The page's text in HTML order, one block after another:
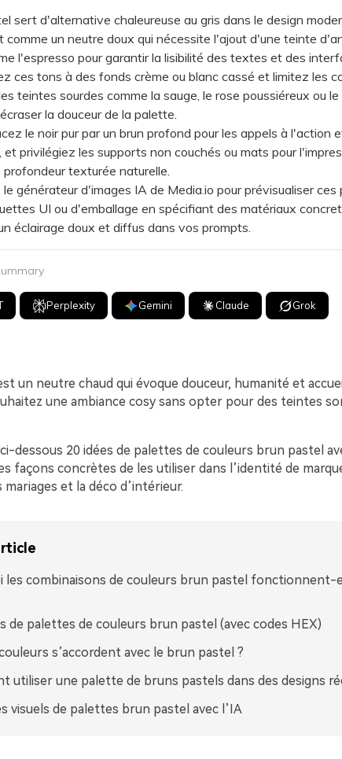
sert d'alternative chaleureuse au gris dans le design
comme un neutre doux qui nécessite l'ajout d'une teinte
l'espresso pour garantir la lisibilité des textes et des
ces tons à des fonds crème ou blanc cassé et limitez les
teintes sourdes comme la sauge, le rose poussiéreux ou le
la douceur de la palette.
le noir pur par un brun profond pour les appels à l'action
privilégiez les supports non couchés ou mats pour
profondeur texturée naturelle.
générateur d'images IA de Media.io pour prévisualiser ces
UI ou d'emballage en spécifiant des matériaux
éclairage doux et diffus dans vos prompts.
Perplexity Gemini Claude Grok
un neutre chaud qui évoque douceur, humanité et
une ambiance cosy sans opter pour des teintes
dessous 20 idées de palettes de couleurs brun pastel
façons concrètes de les utiliser dans l’identité de
mariages et la déco d’intérieur.
les combinaisons de couleurs brun pastel fonctionnent-
de palettes de couleurs brun pastel (avec codes HEX)
s’accordent avec le brun pastel ?
utiliser une palette de bruns pastels dans des designs
visuels de palettes brun pastel avec l’IA